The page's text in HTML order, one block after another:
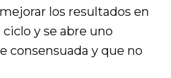
los resultados en
y se abre uno
consensuada y que no